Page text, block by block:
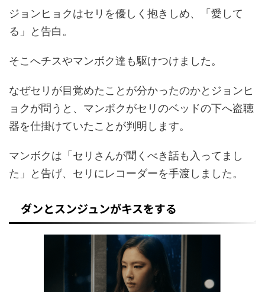
ジョンヒョクはセリを優しく抱きしめ、「愛して
る」と告白。
そこへチスやマンボク達も駆けつけました。
なぜセリが目覚めたことが分かったのかとジョンヒ
ョクが問うと、マンボクがセリのベッドの下へ盗聴
器を仕掛けていたことが判明します。
マンボクは「セリさんが聞くべき話も入ってまし
た」と告げ、セリにレコーダーを手渡しました。
ダンとスンジュンがキスをする